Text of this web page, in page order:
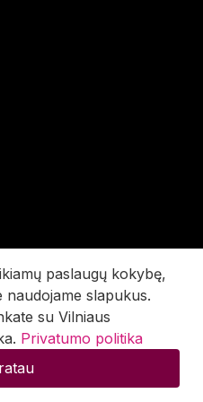
paslaugų kokybę,
slapukus.
su Vilniaus
Privatumo politika